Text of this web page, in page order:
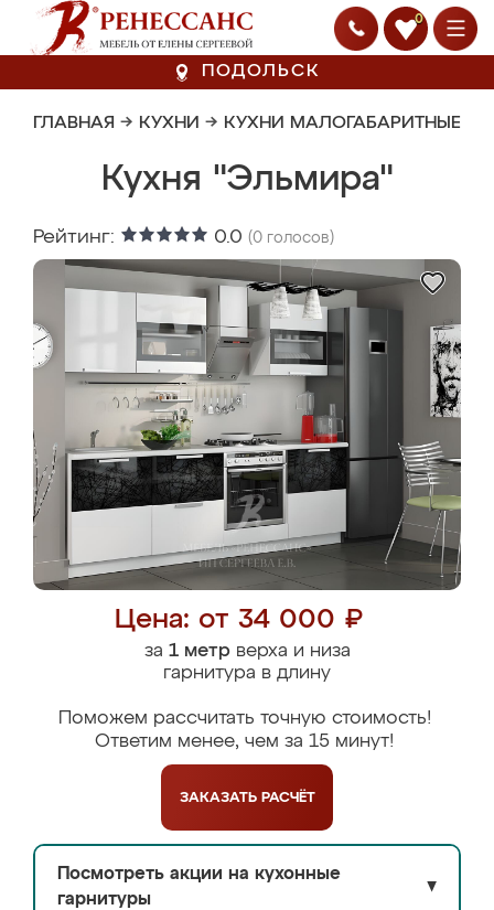
0
ПОДОЛЬСК
ГЛАВНАЯ → КУХНИ → КУХНИ МАЛОГАБАРИТНЫЕ
Кухня "Эльмира"
Рейтинг: 0.0 (0 голосов)
Цена: от 34 000 ₽
за 1 метрверха и низа
гарнитура в длину
Поможем рассчитать точную стоимость!
Ответим менее, чем за 15 минут!
ЗАКАЗАТЬ РАСЧЁТ
Посмотреть акции на кухонные
гарнитуры
▼